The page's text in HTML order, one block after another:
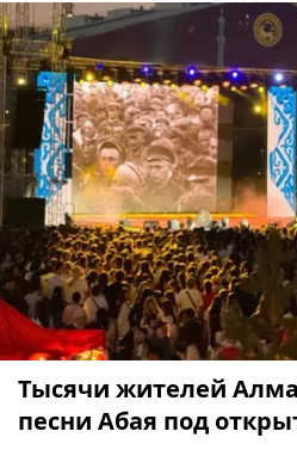
Тысячи жителей
песни Абая под